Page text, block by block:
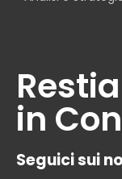
in
Seguici sui